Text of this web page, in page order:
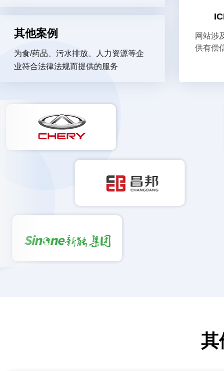
其他案例
为食/药品、污水排放、人力资源等企
业符合法律法规而提供的服务
网站涉
供有偿
其